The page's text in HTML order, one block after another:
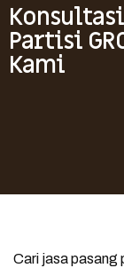
Partisi
Kami
Cari jasa pasang